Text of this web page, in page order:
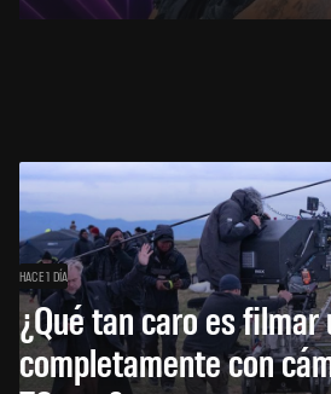
HACE 1 DÍA
¿Qué tan caro es filmar
completamente con